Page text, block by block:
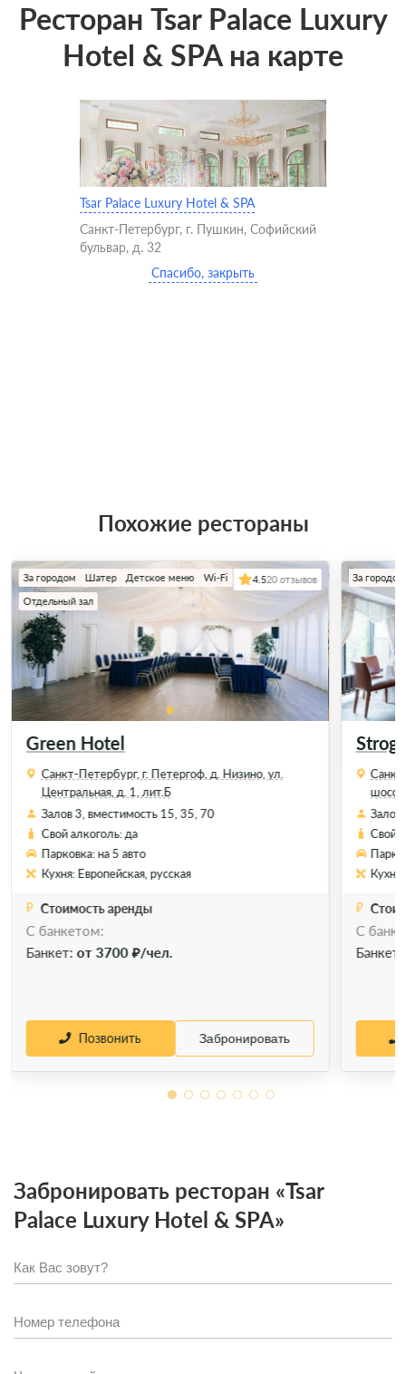
Ресторан Tsar Palace Luxury
Hotel & SPA на карте
Tsar Palace Luxury Hotel & SPA
Санкт-Петербург, г. Пушкин, Софийский
бульвар, д. 32
Спасибо, закрыть
Похожие рестораны
Позвонить
Green Hotel
За городом Шатер Детское меню
Wi-Fi
Отдельный зал
4.520 отзывов
Санкт-Петербург, г. Петергоф, д. Низино, ул.
Центральная, д. 1, лит.Б
Залов 3, вместимость 15, 35, 70
Свой алкоголь: да
Парковка: на 5 авто
Кухня: Европейская, русская
Стоимость аренды
С банкетом:
Банкет:от 3700 ₽/чел.
Позвонить Забронировать
За городом
Залов
Свой
С
Банкет:
Забронировать ресторан «Tsar
Palace Luxury Hotel & SPA»